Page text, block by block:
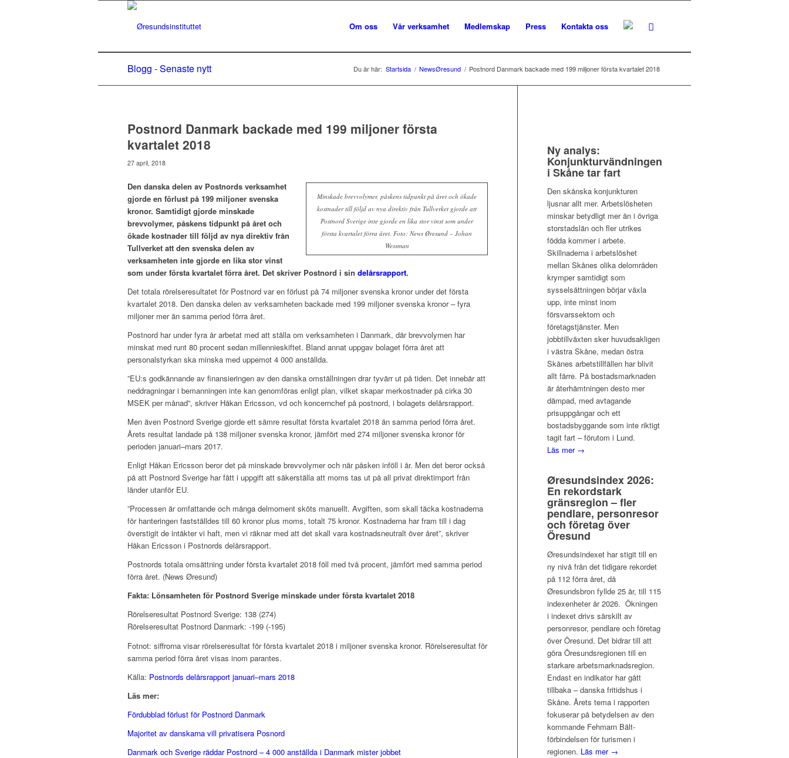
Om oss Vår verksamhet Medlemskap Press Kontakta oss
Blogg - Senaste nytt Du är här: Startsida / NewsØresund / Postnord Danmark backade med 199 miljoner första kvartalet 2018
Postnord Danmark backade med 199 miljoner första
kvartalet 2018
27 april, 2018
Minskade brevvolymer, påskens tidpunkt på året och ökade
kostnader till följd av nya direktiv från Tullverket gjorde att
Postnord Sverige inte gjorde en lika stor vinst som under
första kvartalet förra året. Foto: News Øresund – Johan
Wessman
Den danska delen av Postnords verksamhet
gjorde en förlust på 199 miljoner svenska
kronor. Samtidigt gjorde minskade
brevvolymer, påskens tidpunkt på året och
ökade kostnader till följd av nya direktiv från
Tullverket att den svenska delen av
verksamheten inte gjorde en lika stor vinst
som under första kvartalet förra året. Det skriver Postnord i sin delårsrapport.
Det totala rörelseresultatet för Postnord var en förlust på 74 miljoner svenska kronor under det första
kvartalet 2018. Den danska delen av verksamheten backade med 199 miljoner svenska kronor – fyra
miljoner mer än samma period förra året.
Postnord har under fyra år arbetat med att ställa om verksamheten i Danmark, där brevvolymen har
minskat med runt 80 procent sedan millennieskiftet. Bland annat uppgav bolaget förra året att
personalstyrkan ska minska med uppemot 4 000 anställda.
”EU:s godkännande av finansieringen av den danska omställningen drar tyvärr ut på tiden. Det innebär att
neddragningar i bemanningen inte kan genomföras enligt plan, vilket skapar merkostnader på cirka 30
MSEK per månad”, skriver Håkan Ericsson, vd och koncernchef på postnord, i bolagets delårsrapport.
Men även Postnord Sverige gjorde ett sämre resultat första kvartalet 2018 än samma period förra året.
Årets resultat landade på 138 miljoner svenska kronor, jämfört med 274 miljoner svenska kronor för
perioden januari–mars 2017.
Enligt Håkan Ericsson beror det på minskade brevvolymer och när påsken inföll i år. Men det beror också
på att Postnord Sverige har fått i uppgift att säkerställa att moms tas ut på all privat direktimport från
länder utanför EU.
”Processen är omfattande och många delmoment sköts manuellt. Avgiften, som skall täcka kostnaderna
för hanteringen fastställdes till 60 kronor plus moms, totalt 75 kronor. Kostnaderna har fram till i dag
överstigit de intäkter vi haft, men vi räknar med att det skall vara kostnadsneutralt över året”, skriver
Håkan Ericsson i Postnords delårsrapport.
Postnords totala omsättning under första kvartalet 2018 föll med två procent, jämfört med samma period
förra året. (News Øresund)
Fakta: Lönsamheten för Postnord Sverige minskade under första kvartalet 2018
Rörelseresultat Postnord Sverige: 138 (274)
Rörelseresultat Postnord Danmark: -199 (-195)
Fotnot: siffrorna visar rörelseresultat för första kvartalet 2018 i miljoner svenska kronor. Rörelseresultat för
samma period förra året visas inom parantes.
Källa: Postnords delårsrapport januari–mars 2018
Läs mer:
Fördubblad förlust för Postnord Danmark
Majoritet av danskarna vill privatisera Posnord
Danmark och Sverige räddar Postnord – 4 000 anställda i Danmark mister jobbet
Ny analys:
Konjunkturvändningen
i Skåne tar fart
Den skånska konjunkturen
ljusnar allt mer. Arbetslösheten
minskar betydligt mer än i övriga
storstadslän och fler utrikes
födda kommer i arbete.
Skillnaderna i arbetslöshet
mellan Skånes olika delområden
krymper samtidigt som
sysselsättningen börjar växla
upp, inte minst inom
försvarssektorn och
företagstjänster. Men
jobbtillväxten sker huvudsakligen
i västra Skåne, medan östra
Skånes arbetstillfällen har blivit
allt färre. På bostadsmarknaden
är återhämtningen desto mer
dämpad, med avtagande
prisuppgångar och ett
bostadsbyggande som inte riktigt
tagit fart – förutom i Lund.
Läs mer →
Øresundsindex 2026:
En rekordstark
gränsregion – fler
pendlare, personresor
och företag över
Öresund
Øresundsindexet har stigit till en
ny nivå från det tidigare rekordet
på 112 förra året, då
Øresundsbron fyllde 25 år, till 115
indexenheter år 2026. Ökningen
i indexet drivs särskilt av
personresor, pendlare och företag
över Öresund. Det bidrar till att
göra Öresundsregionen till en
starkare arbetsmarknadsregion.
Endast en indikator har gått
tillbaka – danska fritidshus i
Skåne. Årets tema i rapporten
fokuserar på betydelsen av den
kommande Fehmarn Bält-
förbindelsen för turismen i
regionen. Läs mer →